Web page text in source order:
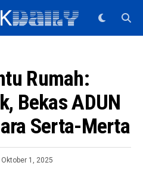
Rumah:
Bekas ADUN
Serta-Merta
Oktober 1, 2025